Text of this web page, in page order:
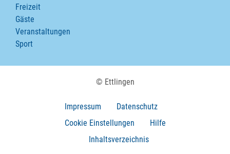
Freizeit
Gäste
Veranstaltungen
Sport
© Ettlingen
Impressum
Datenschutz
Cookie Einstellungen
Hilfe
Inhaltsverzeichnis